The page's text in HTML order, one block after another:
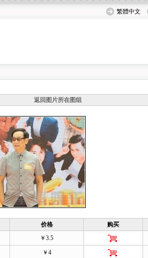
繁體中文
返回图片所在图组
价格 购买
￥3.5
￥4